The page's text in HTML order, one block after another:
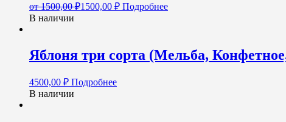
от1500,00₽1500,00 ₽ Подробнее
В наличии
Яблоня три сорта (Мельба,
4500,00 ₽ Подробнее
В наличии